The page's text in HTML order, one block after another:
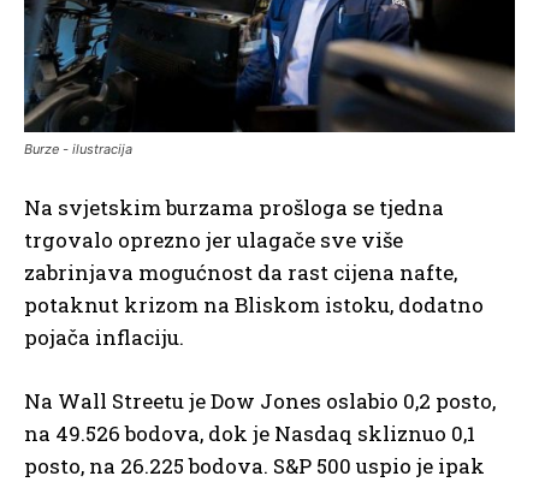
Burze - ilustracija
Na svjetskim burzama prošloga se tjedna
trgovalo oprezno jer ulagače sve više
zabrinjava mogućnost da rast cijena nafte,
potaknut krizom na Bliskom istoku, dodatno
pojača inflaciju.
Na Wall Streetu je Dow Jones oslabio 0,2 posto,
na 49.526 bodova, dok je Nasdaq skliznuo 0,1
posto, na 26.225 bodova. S&P 500 uspio je ipak